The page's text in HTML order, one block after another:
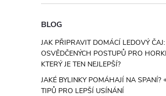
BLOG
JAK PŘIPRAVIT DOMÁCÍ LEDOVÝ
OSVĚDČENÝCH POSTUPŮ PRO
KTERÝ JE TEN NEJLEPŠÍ?
JAKÉ BYLINKY POMÁHAJÍ NA SPANÍ?
TIPŮ PRO LEPŠÍ USÍNÁNÍ